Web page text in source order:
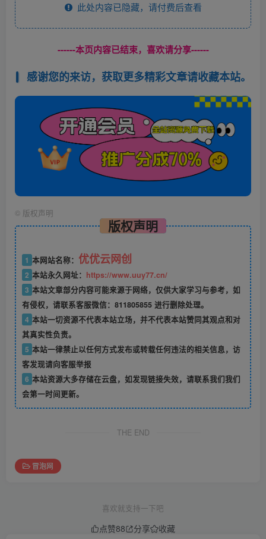
此处内容已隐藏，请付费后查看
------本页内容已结束，喜欢请分享------
感谢您的来访，获取更多精彩文章请收藏本站。
© 版权声明
版权声明
1 本网站名称： 优优云网创
2 本站永久网址： https://www.uuy77.cn/
3 本站文章部分内容可能来源于网络，仅供大家学习与参考，如
有侵权，请联系客服微信：811805855 进行删除处理。
4 本站一切资源不代表本站立场，并不代表本站赞同其观点和对
其真实性负责。
5 本站一律禁止以任何方式发布或转载任何违法的相关信息，访
客发现请向客服举报
6 本站资源大多存储在云盘，如发现链接失效，请联系我们我们
会第一时间更新。
THE END
冒泡网
喜欢就支持一下吧
点赞88 分享
收藏